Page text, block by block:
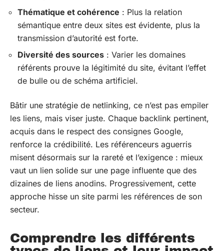
Thématique et cohérence : Plus la relation
sémantique entre deux sites est évidente, plus la
transmission d’autorité est forte.
Diversité des sources : Varier les domaines
référents prouve la légitimité du site, évitant l’effet
de bulle ou de schéma artificiel.
Bâtir une stratégie de netlinking, ce n’est pas empiler
les liens, mais viser juste. Chaque backlink pertinent,
acquis dans le respect des consignes Google,
renforce la crédibilité. Les référenceurs aguerris
misent désormais sur la rareté et l’exigence : mieux
vaut un lien solide sur une page influente que des
dizaines de liens anodins. Progressivement, cette
approche hisse un site parmi les références de son
secteur.
Comprendre les différents